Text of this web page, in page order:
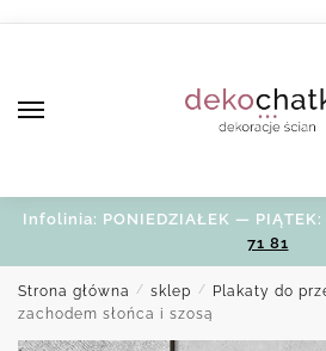
Infolinia: PONIEDZIAŁEK —
71 81
Strona główna / sklep / Plakaty do
zachodem słońca i szosą